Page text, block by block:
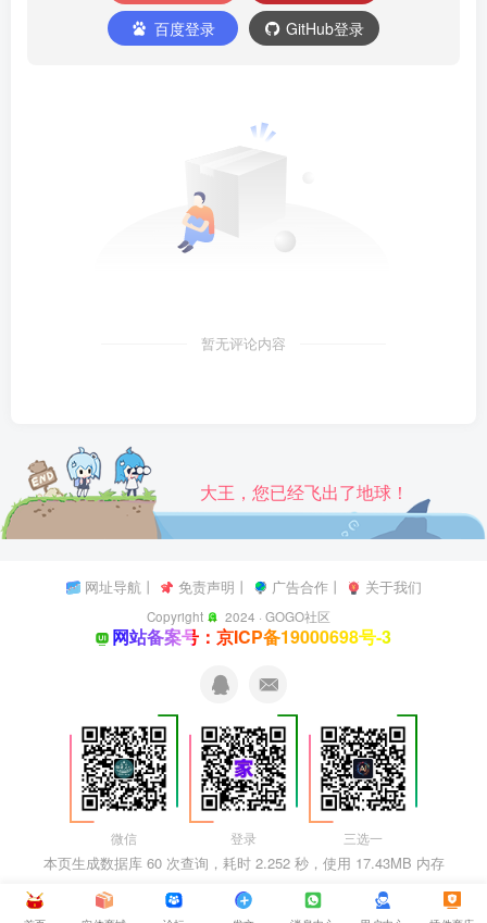
百度登录
GitHub登录
暂无评论内容
大王，您已经飞出了地球！
网址导航丨 免责声明 丨 广告合作丨 关于我们
Copyright 2024 ·GOGO社区
网站备案号：京ICP备19000698号-3
微信 登录 三选一
本页生成数据库 60 次查询，耗时 2.252 秒，使用 17.43MB 内存